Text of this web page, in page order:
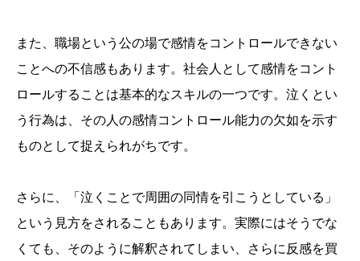
また、職場という公の場で感情をコントロールできない
ことへの不信感もあります。社会人として感情をコント
ロールすることは基本的なスキルの一つです。泣くとい
う行為は、その人の感情コントロール能力の欠如を示す
ものとして捉えられがちです。
さらに、「泣くことで周囲の同情を引こうとしている」
という見方をされることもあります。実際にはそうでな
くても、そのように解釈されてしまい、さらに反感を買